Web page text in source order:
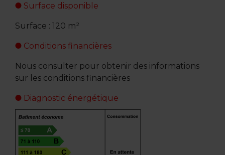
Surface disponible
Surface : 120 m²
Conditions financières
Nous consulter pour obtenir des informations
sur les conditions financières
Diagnostic énergétique